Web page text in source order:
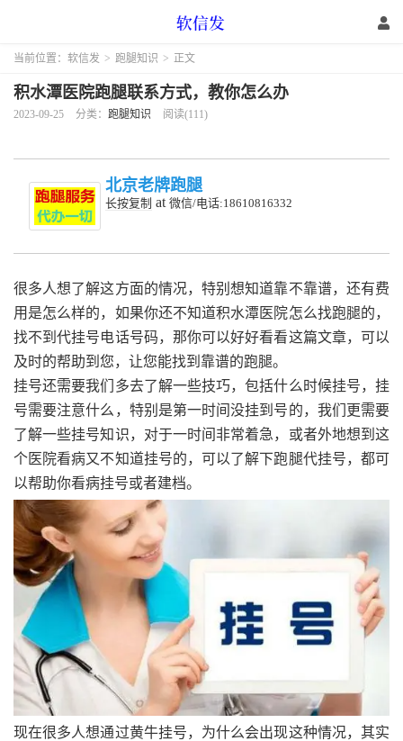
当前位置： 软信发 > 跑腿知识 > 正文
积水潭医院跑腿联系方式，教你怎么办
2023-09-25 分类： 跑腿知识 阅读(111)
北京老牌跑腿
长按复制 at 微信/电话:18610816332
很多人想了解这方面的情况，特别想知道靠不靠谱，还有费
用是怎么样的，如果你还不知道积水潭医院怎么找跑腿的，
找不到代挂号电话号码，那你可以好好看看这篇文章，可以
及时的帮助到您，让您能找到靠谱的跑腿。
挂号还需要我们多去了解一些技巧，包括什么时候挂号，挂
号需要注意什么，特别是第一时间没挂到号的，我们更需要
了解一些挂号知识，对于一时间非常着急，或者外地想到这
个医院看病又不知道挂号的，可以了解下跑腿代挂号，都可
以帮助你看病挂号或者建档。
现在很多人想通过黄牛挂号，为什么会出现这种情况，其实